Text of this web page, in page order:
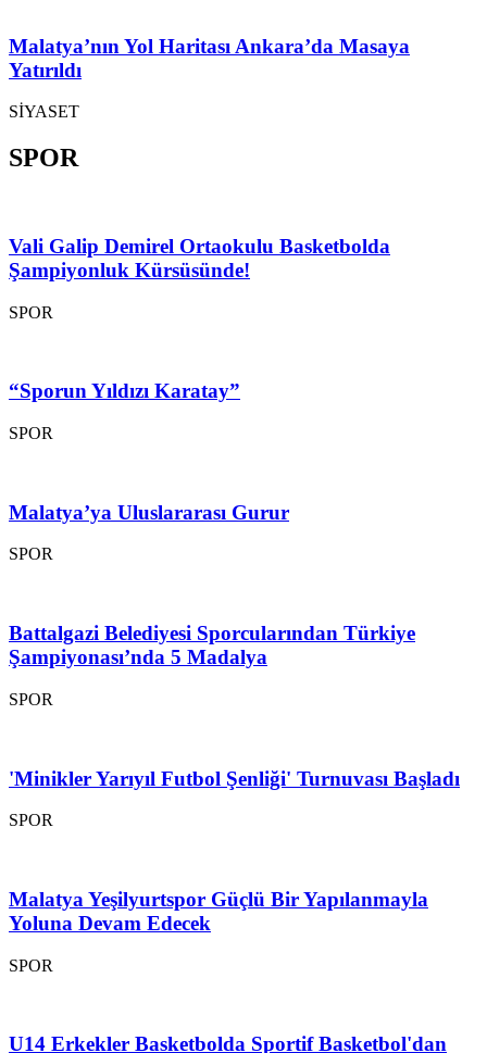
Malatya’nın Yol Haritası Ankara’da Masaya
Yatırıldı
SİYASET
SPOR
Vali Galip Demirel Ortaokulu Basketbolda
Şampiyonluk Kürsüsünde!
SPOR
“Sporun Yıldızı Karatay”
SPOR
Malatya’ya Uluslararası Gurur
SPOR
Battalgazi Belediyesi Sporcularından Türkiye
Şampiyonası’nda 5 Madalya
SPOR
'Minikler Yarıyıl Futbol Şenliği' Turnuvası Başladı
SPOR
Malatya Yeşilyurtspor Güçlü Bir Yapılanmayla
Yoluna Devam Edecek
SPOR
U14 Erkekler Basketbolda Sportif Basketbol'dan